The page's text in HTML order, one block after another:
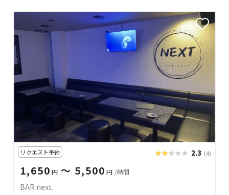
リクエスト予約 ★★★★★
★★★★★ 2.3 (4)
1,650 円 〜 5,500 円 /時間
BAR next